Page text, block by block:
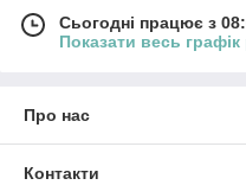
Сьогодні працює з
Показати весь
Про нас
Контакти